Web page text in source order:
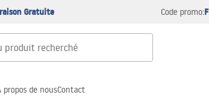
Gratuite Code promo:
propos de nousContact